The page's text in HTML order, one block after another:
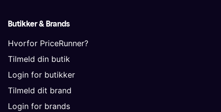
Butikker & Brands
Hvorfor PriceRunner?
Tilmeld din butik
Login for butikker
Tilmeld dit brand
Login for brands